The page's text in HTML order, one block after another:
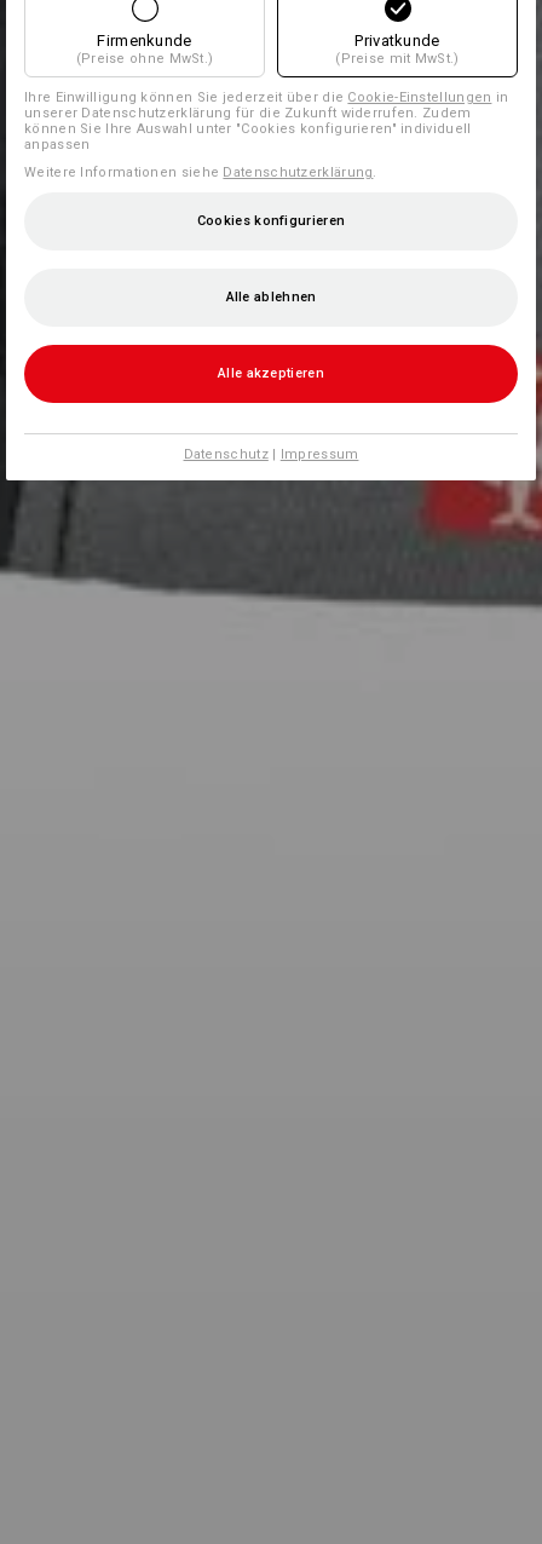
Firmenkunde
(Preise ohne MwSt.)
Privatkunde
(Preise mit MwSt.)
Ihre Einwilligung können Sie jederzeit über die Cookie-Einstellungen in
unserer Datenschutzerklärung für die Zukunft widerrufen. Zudem
können Sie Ihre Auswahl unter "Cookies konfigurieren" individuell
anpassen
Weitere Informationen siehe Datenschutzerklärung.
Cookies konfigurieren
Alle ablehnen
Alle akzeptieren
Datenschutz| Impressum